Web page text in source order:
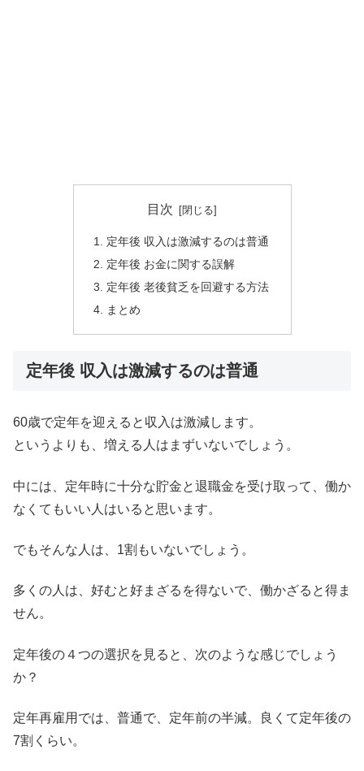
目次
定年後 収入は激減するのは普通
定年後 お金に関する誤解
定年後 老後貧乏を回避する方法
まとめ
定年後 収入は激減するのは普通
60歳で定年を迎えると収入は激減します。
というよりも、増える人はまずいないでしょう。
中には、定年時に十分な貯金と退職金を受け取って、働か
なくてもいい人はいると思います。
でもそんな人は、1割もいないでしょう。
多くの人は、好むと好まざるを得ないで、働かざると得ま
せん。
定年後の４つの選択を見ると、次のような感じでしょう
か？
定年再雇用では、普通で、定年前の半減。良くて定年後の
7割くらい。